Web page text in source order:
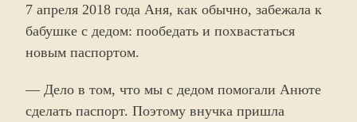
7 апреля 2018 года Аня, как обычно, забежала к
бабушке с дедом: пообедать и похвастаться
новым паспортом.
— Дело в том, что мы с дедом помогали Анюте
сделать паспорт. Поэтому внучка пришла